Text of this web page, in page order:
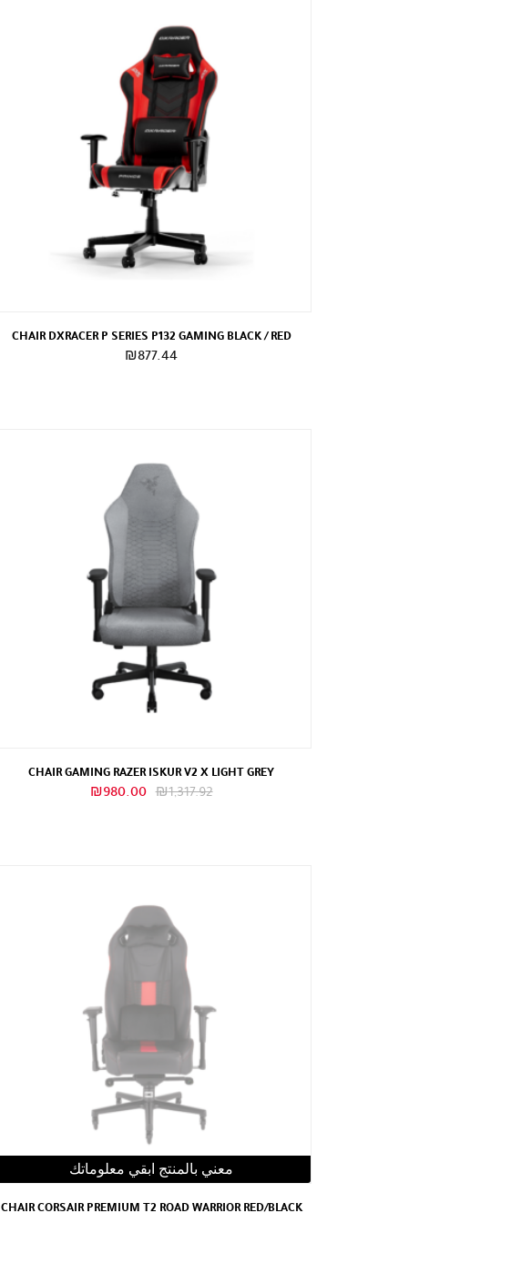
CHAIR DXRACER P SERIES P132 GAMING BLACK / RED
₪877.44
CHAIR GAMING RAZER ISKUR V2 X LIGHT GREY
₪1,317.92
السعر ₪980.00
معني بالمنتج ابقي معلوماتك
CHAIR CORSAIR PREMIUM T2 ROAD WARRIOR RED/BLACK